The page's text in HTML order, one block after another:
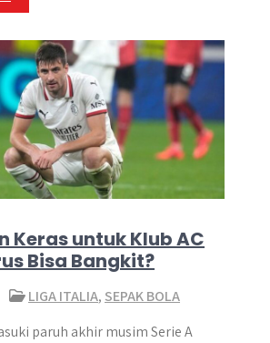
Keras untuk Klub AC
Bisa Bangkit?
LIGA ITALIA, SEPAK BOLA
paruh akhir musim Serie A